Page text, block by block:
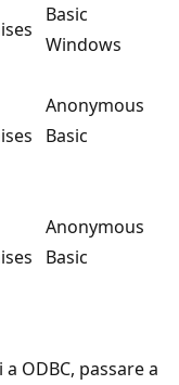
Basic
Windows
Anonymous
Basic
Anonymous
Basic
ODBC, passare a